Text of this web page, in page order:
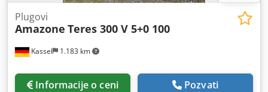
Kassel 1.183 km
Plugovi
Amazone Teres 300 V 5+0 100
Informacije o ceni Pozvati